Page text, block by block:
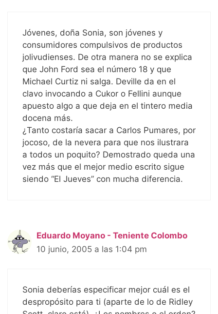
Jóvenes, doña Sonia, son jóvenes y
consumidores compulsivos de productos
jolivudienses. De otra manera no se explica
que John Ford sea el número 18 y que
Michael Curtiz ni salga. Deville da en el
clavo invocando a Cukor o Fellini aunque
apuesto algo a que deja en el tintero media
docena más.
¿Tanto costaría sacar a Carlos Pumares, por
jocoso, de la nevera para que nos ilustrara
a todos un poquito? Demostrado queda una
vez más que el mejor medio escrito sigue
siendo “El Jueves” con mucha diferencia.
Eduardo Moyano - Teniente Colombo
10 junio, 2005 a las 1:04 pm
Sonia deberías especificar mejor cuál es el
despropósito para ti (aparte de lo de Ridley